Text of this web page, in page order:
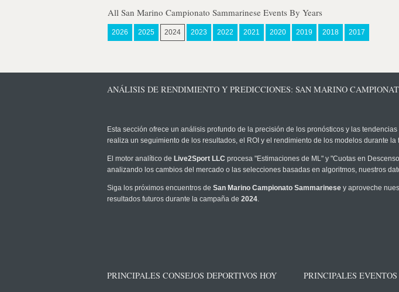
All San Marino Campionato Sammarinese Events By Years
2026 2025 2024 2023 2022 2021 2020 2019 2018 2017
ANÁLISIS DE RENDIMIENTO Y PREDICCIONES: SAN MARINO
Esta sección ofrece un análisis profundo de la precisión de los pronósticos y las
realiza un seguimiento de los resultados, el ROI y el rendimiento de los modelos durante la
El motor analítico de Live2Sport LLC procesa "Estimaciones de ML" y "Cuotas en
analizando los cambios del mercado o las selecciones basadas en algoritmos, nuestros
Siga los próximos encuentros de San Marino Campionato Sammarinese y aproveche
resultados futuros durante la campaña de 2024.
PRINCIPALES CONSEJOS DEPORTIVOS HOY PRINCIPALES